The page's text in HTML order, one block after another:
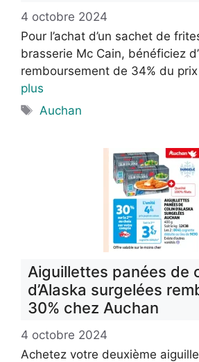
4 octobre 2024
Pour l’achat d’un sachet de
brasserie Mc Cain, bénéficiez
remboursement de 34% du
plus
Étiquettes
Auchan
Aiguillettes panées de
d’Alaska surgelées
30% chez Auchan
4 octobre 2024
Achetez votre deuxième